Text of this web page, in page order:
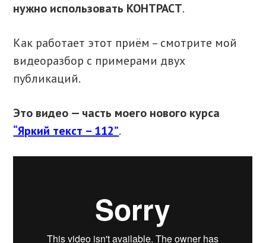
нужно использовать КОНТРАСТ.
Как работает этот приём – смотрите мой
видеоразбор с примерами двух
публикаций.
Это видео — часть моего нового курса
“Яркий текст – 112”.